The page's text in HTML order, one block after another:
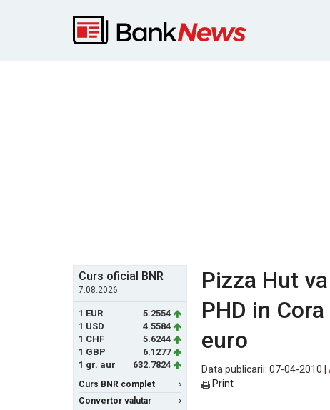
Curs oficial BNR
7.08.2026
1 EUR
5.2554
1 USD
4.5584
1 CHF
5.6244
1 GBP
6.1277
1 gr. aur
632.7824
Curs BNR complet
Convertor valutar
Pizza Hut
PHD in
euro
Data publicarii: 07-04-2010 |
Print